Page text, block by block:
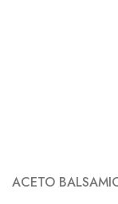
ACETO